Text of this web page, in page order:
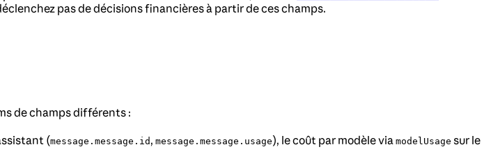
pas de décisions financières à partir de ces champs.
de champs différents :
(message.message.id , message.message.usage), le coût par modèle via modelUsage sur le